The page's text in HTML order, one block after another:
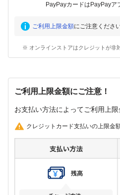
PayPayカードはPayPayア
ご利用上限金額にご注意ください
※ オンラインストアはクレジットが非
ご利用上限金額にご注意！
お支払い方法によってご利用上限
クレジットカード支払いの上限金